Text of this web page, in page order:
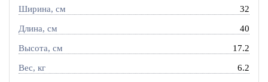
Ширина, см 32
Длина, см 40
Высота, см 17.2
Вес, кг 6.2